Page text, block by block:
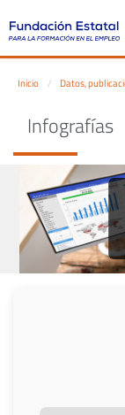
Inicio Datos,
Infografías